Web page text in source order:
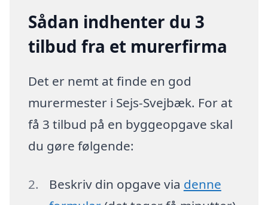
Sådan indhenter du 3
tilbud fra et murerfirma
Det er nemt at finde en god
murermester i Sejs-Svejbæk. For at
få 3 tilbud på en byggeopgave skal
du gøre følgende:
Beskriv din opgave via denne